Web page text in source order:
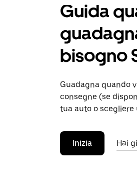
Guida
bisogno
Guadagna quando
consegne (se
tua auto o scegliere
Inizia Hai